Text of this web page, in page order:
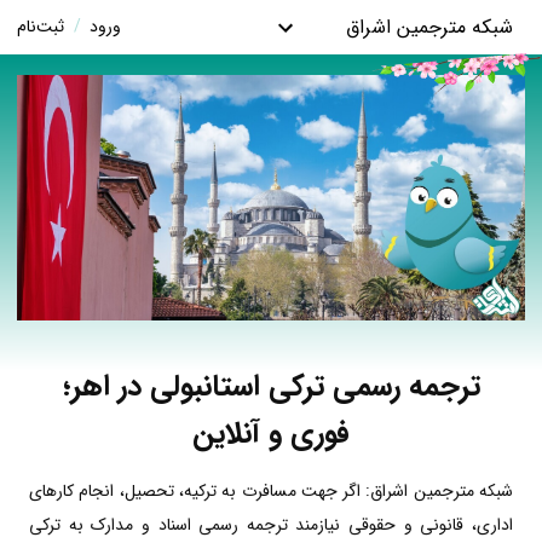
شبکه مترجمین اشراق ورود / ثبت‌نام
ترجمه رسمی ترکی استانبولی در اهر؛
فوری و آنلاین
شبکه مترجمین اشراق: اگر جهت مسافرت به ترکیه، تحصیل، انجام کارهای
اداری، قانونی و حقوقی نیازمند ترجمه رسمی اسناد و مدارک به ترکی